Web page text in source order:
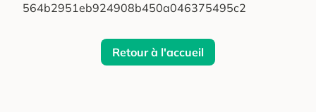
564b2951eb924908b450a046375495c2
Retour à l'accueil